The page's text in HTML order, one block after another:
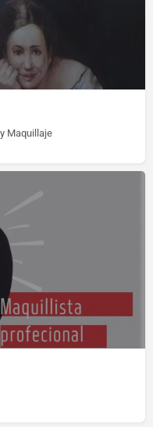
Maquillaje